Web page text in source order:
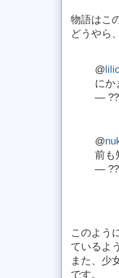
物語はこ
どうやら
@
にか
—
@
前も
—
このよう
ているよ
また、少
です。